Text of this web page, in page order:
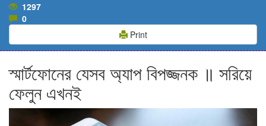
1297
0
Print
স্মার্টফোনের যেসব অ্যাপ বিপজ্জনক ॥ সরিয়ে
ফেলুন এখনই